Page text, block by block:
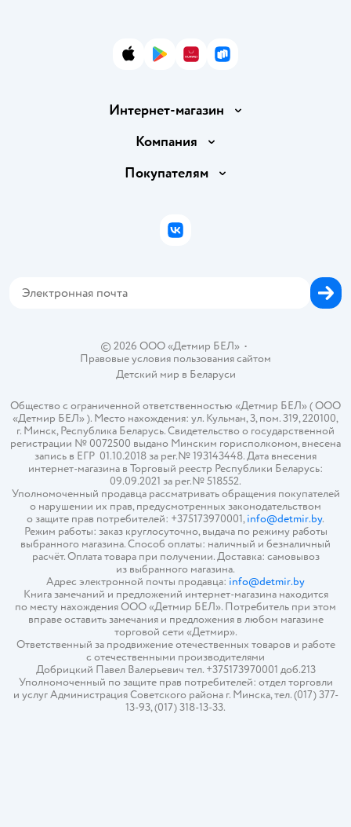
App StoreGoogle Play
AppGallery
RuStore
Интернет-магазин
Доставка и оплата
Правила продажи
Политика использования файлов cookie
Компания
Вакансии
Покупателям
Бонусные карты
© 2026 ООО «Детмир БЕЛ»•
Правовые условия пользования сайтом
Детский мир в Беларуси
Общество с ограниченной ответственностью «Детмир БЕЛ» ( ООО
«Детмир БЕЛ» ). Место нахождения: ул. Кульман, 3, пом. 319, 220100,
г. Минск, Республика Беларусь. Свидетельство о государственной
регистрации № 0072500 выдано Минским горисполкомом, внесена
запись в ЕГР 01.10.2018 за рег.№ 193143448. Дата внесения
интернет-магазина в Торговый реестр Республики Беларусь:
09.09.2021 за рег.№ 518552.
Уполномоченный продавца рассматривать обращения покупателей
о нарушении их прав, предусмотренных законодательством
о защите прав потребителей: +375173970001,info@detmir.by.
Режим работы: заказ круглосуточно, выдача по режиму работы
выбранного магазина. Способ оплаты: наличный и безналичный
расчёт. Оплата товара при получении. Доставка: самовывоз
из выбранного магазина.
Адрес электронной почты продавца: info@detmir.by
Книга замечаний и предложений интернет-магазина находится
по месту нахождения ООО «Детмир БЕЛ». Потребитель при этом
вправе оставить замечания и предложения в любом магазине
торговой сети «Детмир».
Ответственный за продвижение отечественных товаров и работе
с отечественными производителями
Добрицкий Павел Валерьевич тел. +375173970001 доб.213
Уполномоченный по защите прав потребителей: отдел торговли
и услуг Администрация Советского района г. Минска, тел. (017) 377-
13-93, (017) 318-13-33.
ВКонтакте